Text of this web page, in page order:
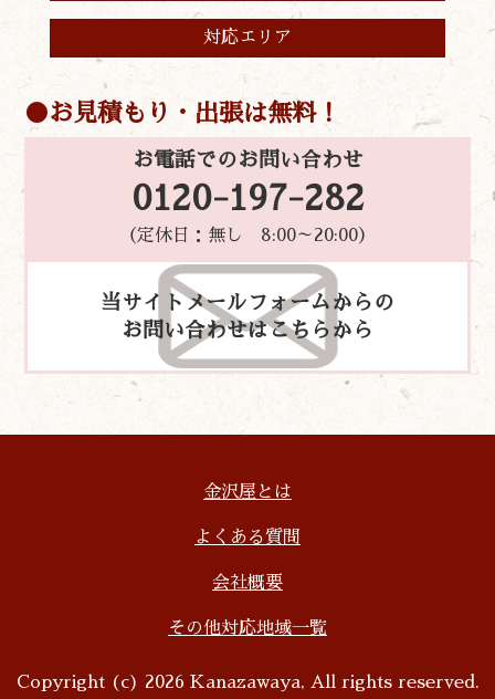
対応エリア
お見積もり・出張は無料！
お電話でのお問い合わせ
0120-197-282
（定休日：無し 8:00～20:00）
当サイトメールフォームからの
お問い合わせはこちらから
金沢屋とは
よくある質問
会社概要
その他対応地域一覧
Copyright (c) 2026 Kanazawaya, All rights reserved.